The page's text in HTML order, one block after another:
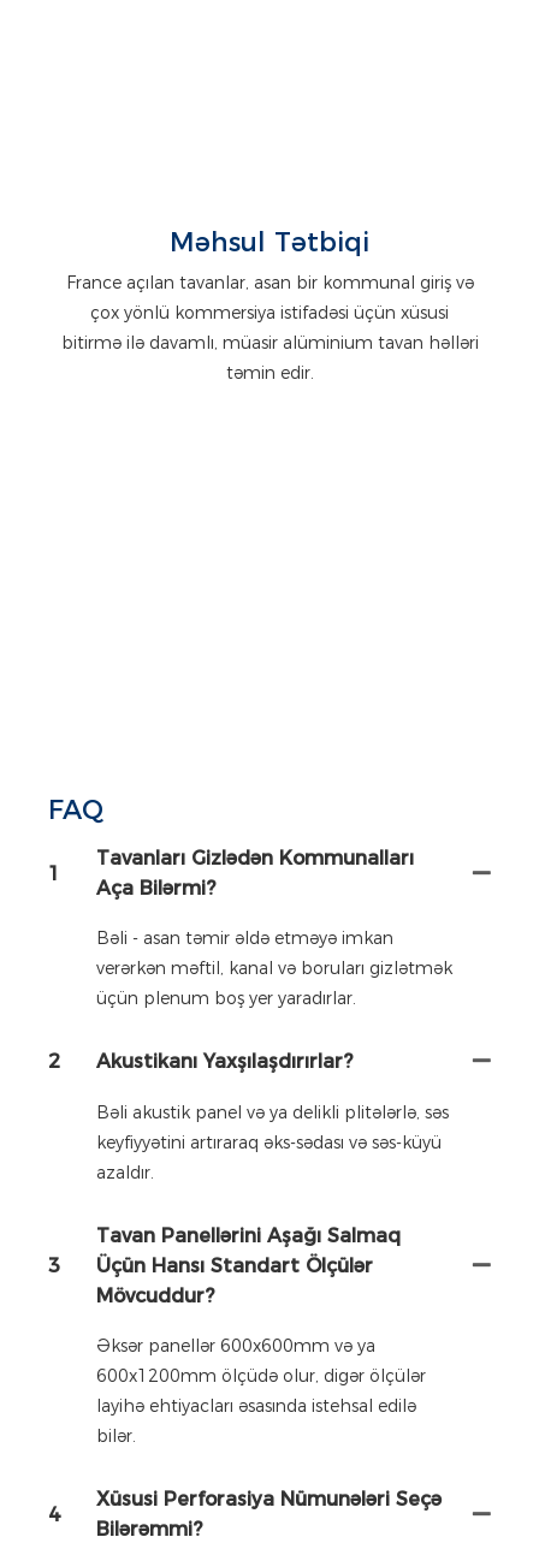
Məhsul Tətbiqi
France açılan tavanlar, asan bir kommunal giriş və
çox yönlü kommersiya istifadəsi üçün xüsusi
bitirmə ilə davamlı, müasir alüminium tavan həlləri
təmin edir.
FAQ
1
Tavanları Gizlədən Kommunalları
Aça Bilərmi?
Bəli - asan təmir əldə etməyə imkan
verərkən məftil, kanal və boruları gizlətmək
üçün plenum boş yer yaradırlar.
2 Akustikanı Yaxşılaşdırırlar?
Bəli akustik panel və ya delikli plitələrlə, səs
keyfiyyətini artıraraq əks-sədası və səs-küyü
azaldır.
3
Tavan Panellərini Aşağı Salmaq
Üçün Hansı Standart Ölçülər
Mövcuddur?
Əksər panellər 600x600mm və ya
600x1200mm ölçüdə olur, digər ölçülər
layihə ehtiyacları əsasında istehsal edilə
bilər.
4
Xüsusi Perforasiya Nümunələri Seçə
Bilərəmmi?